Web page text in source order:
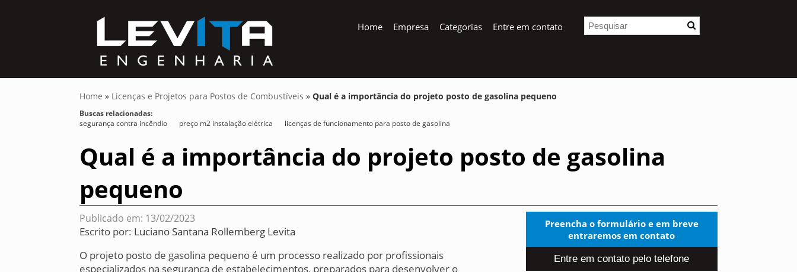
Home Empresa Categorias Entre em contato
Home » Licenças e Projetos para Postos de Combustíveis »Qual é a importância do projeto posto de gasolina pequeno
Buscas relacionadas:
segurança contra incêndio
preço m2 instalação elétrica licenças de funcionamento para posto de gasolina
Qual é a importância do projeto posto de gasolina
pequeno
Publicado em: 13/02/2023
Escrito por: Luciano Santana Rollemberg Levita
O projeto posto de gasolina pequeno é um processo realizado por profissionais
especializados na segurança de estabelecimentos, preparados para desenvolver o
Preencha o formulário e em breve
entraremos em contato
Entre em contato pelo telefone